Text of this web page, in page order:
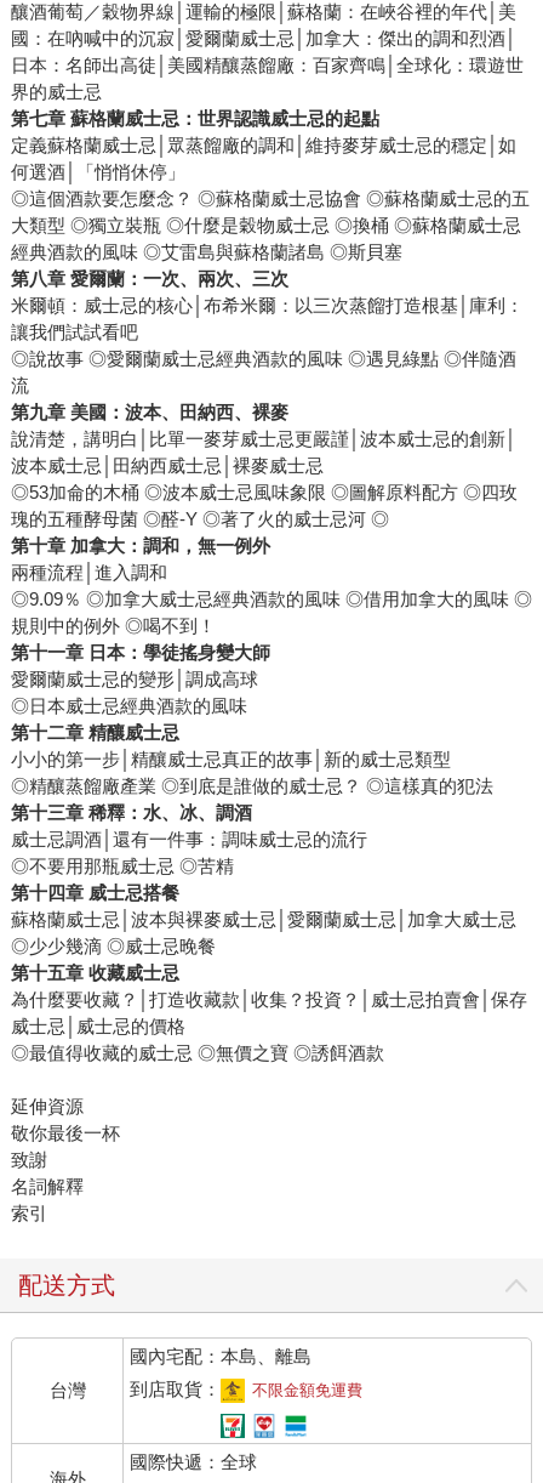
釀酒葡萄／穀物界線│運輸的極限│蘇格蘭：在峽谷裡的年代│美
國：在吶喊中的沉寂│愛爾蘭威士忌│加拿大：傑出的調和烈酒│
日本：名師出高徒│美國精釀蒸餾廠：百家齊鳴│全球化：環遊世
界的威士忌
第七章 蘇格蘭威士忌：世界認識威士忌的起點
定義蘇格蘭威士忌│眾蒸餾廠的調和│維持麥芽威士忌的穩定│如
何選酒│「悄悄休停」
◎這個酒款要怎麼念？ ◎蘇格蘭威士忌協會 ◎蘇格蘭威士忌的五
大類型 ◎獨立裝瓶 ◎什麼是穀物威士忌 ◎換桶 ◎蘇格蘭威士忌
經典酒款的風味 ◎艾雷島與蘇格蘭諸島 ◎斯貝塞
第八章 愛爾蘭：一次、兩次、三次
米爾頓：威士忌的核心│布希米爾：以三次蒸餾打造根基│庫利：
讓我們試試看吧
◎說故事 ◎愛爾蘭威士忌經典酒款的風味 ◎遇見綠點 ◎伴隨酒
流
第九章 美國：波本、田納西、裸麥
說清楚，講明白│比單一麥芽威士忌更嚴謹│波本威士忌的創新│
波本威士忌│田納西威士忌│裸麥威士忌
◎53加侖的木桶 ◎波本威士忌風味象限 ◎圖解原料配方 ◎四玫
瑰的五種酵母菌 ◎醛-Y ◎著了火的威士忌河 ◎
第十章 加拿大：調和，無一例外
兩種流程│進入調和
◎9.09％ ◎加拿大威士忌經典酒款的風味 ◎借用加拿大的風味 ◎
規則中的例外 ◎喝不到！
第十一章 日本：學徒搖身變大師
愛爾蘭威士忌的變形│調成高球
◎日本威士忌經典酒款的風味
第十二章 精釀威士忌
小小的第一步│精釀威士忌真正的故事│新的威士忌類型
◎精釀蒸餾廠產業 ◎到底是誰做的威士忌？ ◎這樣真的犯法
第十三章 稀釋：水、冰、調酒
威士忌調酒│還有一件事：調味威士忌的流行
◎不要用那瓶威士忌 ◎苦精
第十四章 威士忌搭餐
蘇格蘭威士忌│波本與裸麥威士忌│愛爾蘭威士忌│加拿大威士忌
◎少少幾滴 ◎威士忌晚餐
第十五章 收藏威士忌
為什麼要收藏？│打造收藏款│收集？投資？│威士忌拍賣會│保存
威士忌│威士忌的價格
◎最值得收藏的威士忌 ◎無價之寶 ◎誘餌酒款
延伸資源
敬你最後一杯
致謝
名詞解釋
索引
配送方式
台灣
國內宅配：本島、離島
到店取貨：
不限金額免運費
海外
國際快遞：全球